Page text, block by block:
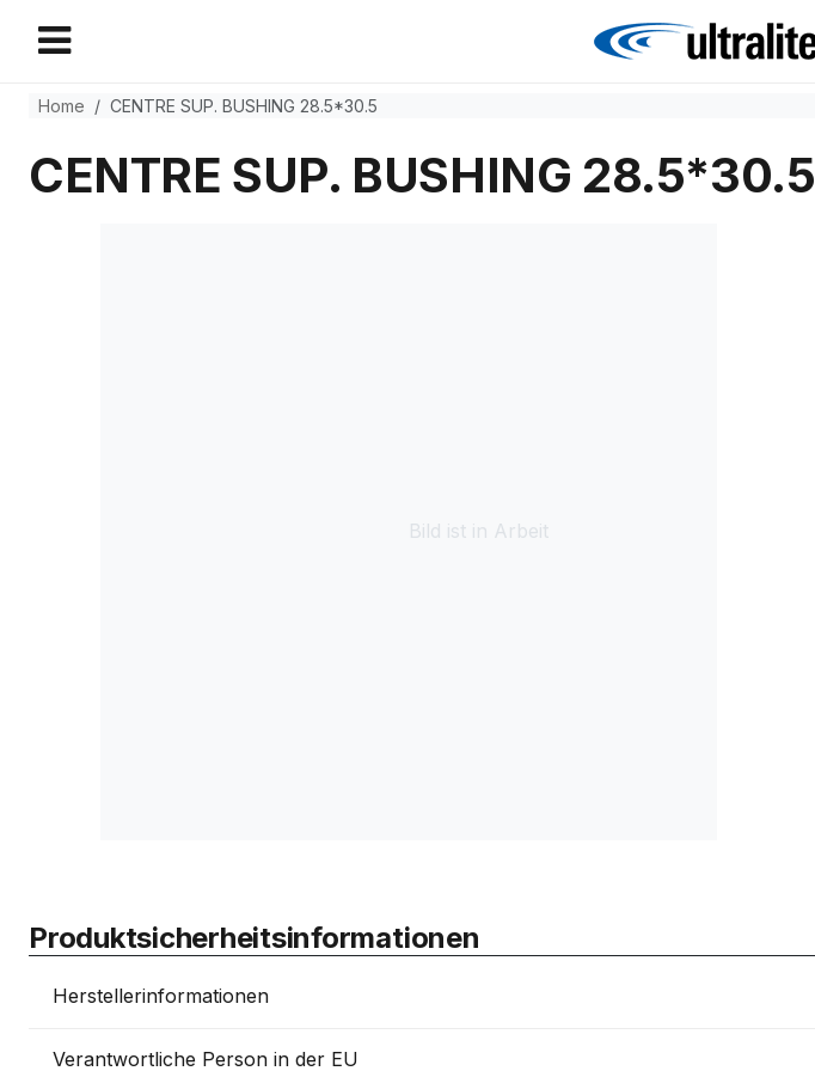
Home CENTRE SUP. BUSHING 28.5*30.5
CENTRE SUP. BUSHING 28.5*30.5
Bild ist in Arbeit
Produktsicherheitsinformationen
Herstellerinformationen
Verantwortliche Person in der EU